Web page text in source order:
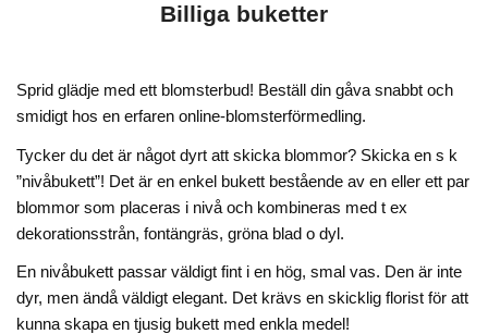
Billiga buketter
Sprid glädje med ett blomsterbud! Beställ din gåva snabbt och
smidigt hos en erfaren online-blomsterförmedling.
Tycker du det är något dyrt att skicka blommor? Skicka en s k
”nivåbukett”! Det är en enkel bukett bestående av en eller ett par
blommor som placeras i nivå och kombineras med t ex
dekorationsstrån, fontängräs, gröna blad o dyl.
En nivåbukett passar väldigt fint i en hög, smal vas. Den är inte
dyr, men ändå väldigt elegant. Det krävs en skicklig florist för att
kunna skapa en tjusig bukett med enkla medel!